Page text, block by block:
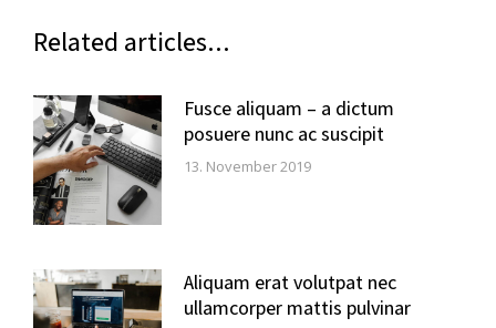
Related articles...
Fusce aliquam – a dictum
posuere nunc ac suscipit
13. November 2019
Aliquam erat volutpat nec
ullamcorper mattis pulvinar